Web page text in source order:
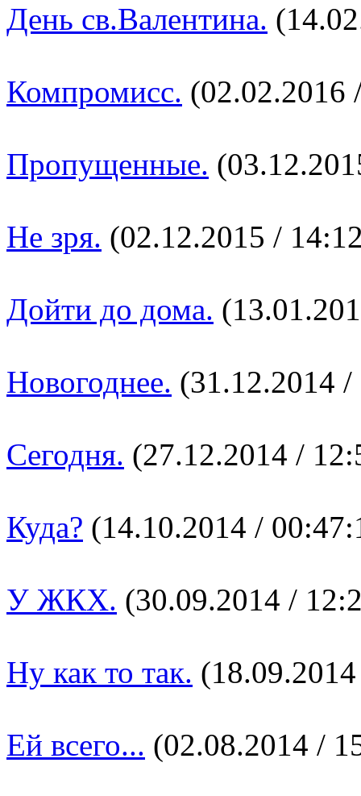
День св.Валентина.
Компромисс. (02.02.2016
Пропущенные.
Не зря. (02.12.2015 /
Дойти до дома.
Новогоднее. (31.12.2014
Сегодня. (27.12.2014 /
Куда? (14.10.2014 /
У ЖКХ. (30.09.2014 /
Ну как то так.
Ей всего... (02.08.2014 /